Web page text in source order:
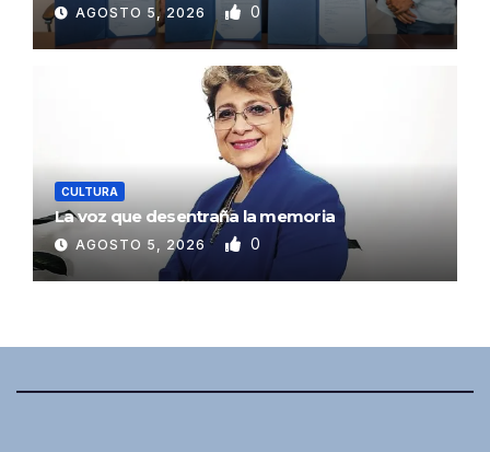
AGOSTO 5, 2026 0
CULTURA
La voz que desentraña la memoria
AGOSTO 5, 2026 0